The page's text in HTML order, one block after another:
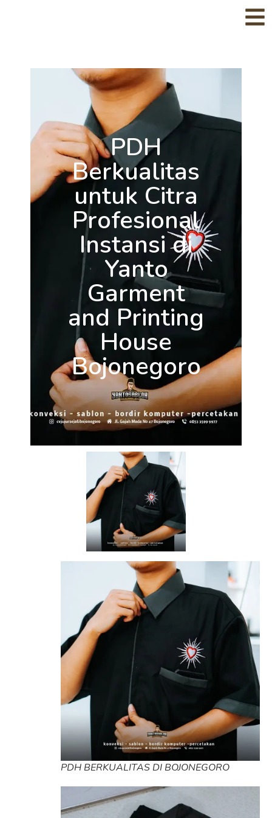
PDH
Berkualitas
untuk Citra
Profesional
Instansi di
Yanto
Garment
and Printing
House
Bojonegoro
PDH BERKUALITAS DI BOJONEGORO